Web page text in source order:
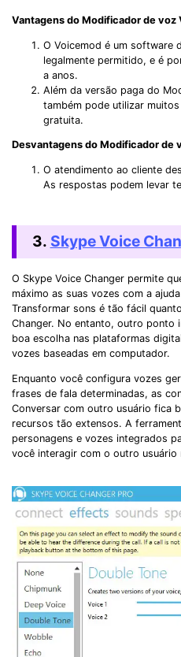
Vantagens do Modificador de voz
O Voicemod é um software
legalmente permitido, e é
a anos.
Além da versão paga do
também pode utilizar
gratuita.
Desvantagens do Modificador de
O atendimento ao cliente
As respostas podem levar
3. Skype Voice
O Skype Voice Changer permite
máximo as suas vozes com a
Transformar sons é tão fácil
Changer. No entanto, outro ponto
boa escolha nas plataformas
vozes baseadas em computador.
Enquanto você configura vozes
frases de fala determinadas, as
Conversar com outro usuário fica
recursos tão extensos. A
personagens e vozes integrados
você interagir com o outro usuário